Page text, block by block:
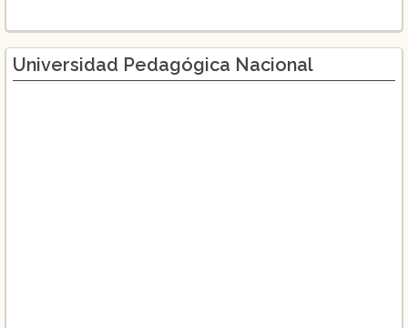
Licenciatura en Ciencias Políticas
Licenciatura en Informática Administrativa
Universidad Pedagógica Nacional